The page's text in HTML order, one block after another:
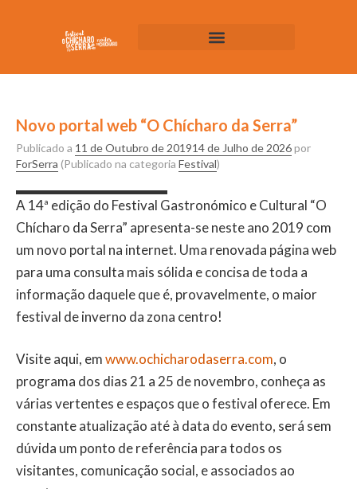
Novo portal web “O Chícharo da Serra”
Publicado a 11 de Outubro de 201914 de Julho de 2026por
ForSerra (Publicado na categoria Festival)
A 14ª edição do Festival Gastronómico e Cultural “O
Chícharo da Serra” apresenta-se neste ano 2019 com
um novo portal na internet. Uma renovada página web
para uma consulta mais sólida e concisa de toda a
informação daquele que é, provavelmente, o maior
festival de inverno da zona centro!
Visite aqui, emwww.ochicharodaserra.com, o
programa dos dias 21 a 25 de novembro, conheça as
várias vertentes e espaços que o festival oferece. Em
constante atualização até à data do evento, será sem
dúvida um ponto de referência para todos os
visitantes, comunicação social, e associados ao